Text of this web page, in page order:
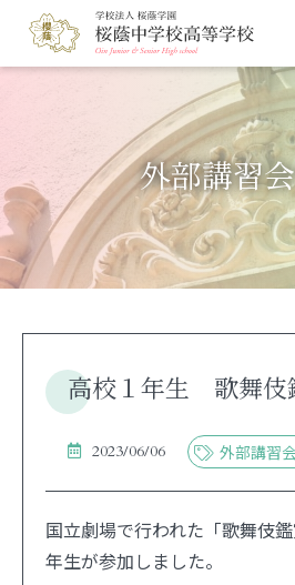
桜蔭学園の教育
学校生活
入試案内
文化祭
創立
サイ
バシ
お問い合わせ
資料請求
外部講習
高校１年生 歌舞伎
2023/06/06 外部講習
国立劇場で行われた「歌舞伎
年生が参加しました。